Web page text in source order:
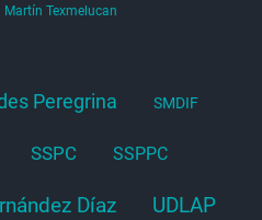
Martín Texmelucan
Peregrina SMDIF
SSPC SSPPC
Díaz UDLAP